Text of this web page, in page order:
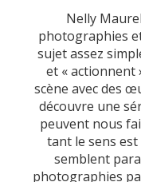
Nelly
photographies
sujet assez
et « actionnent
scène avec des
découvre une
peuvent nous
tant le sens
semblent
photographies